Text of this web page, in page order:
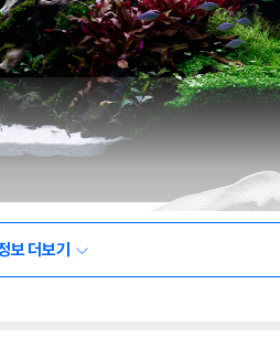
보 더보기